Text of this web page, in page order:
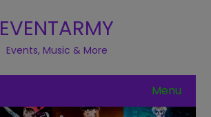
EVENTARMY
Events, Music & More
Menu